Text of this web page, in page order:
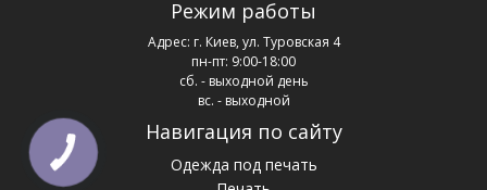
Режим работы
Адрес: г. Киев, ул. Туровская 4
пн-пт: 9:00-18:00
сб. - выходной день
вс. - выходной
Навигация по сайту
Одежда под печать